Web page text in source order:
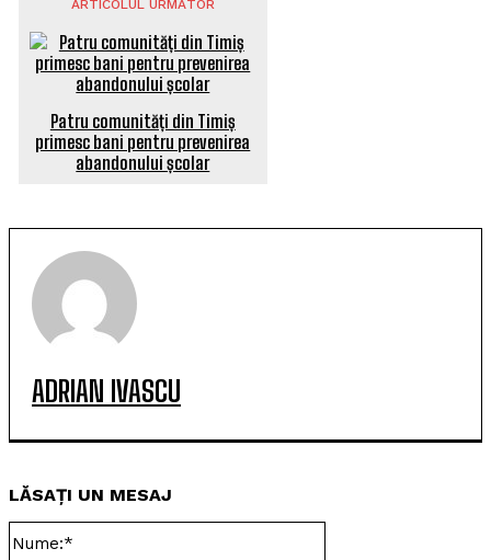
ARTICOLUL URMĂTOR
Patru comunități din Timiș
primesc bani pentru prevenirea
abandonului școlar
ADRIAN IVASCU
LĂSAȚI UN MESAJ